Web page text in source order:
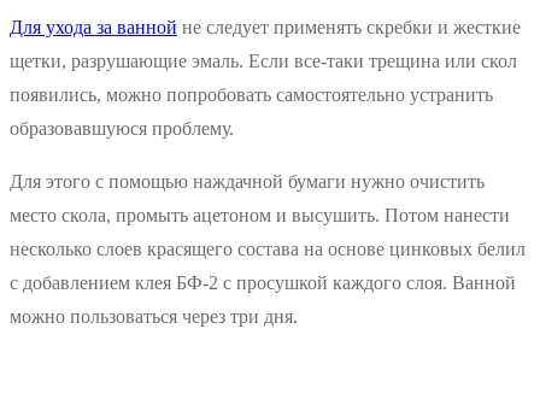
Для ухода за ванной не следует применять скребки и жесткие
щетки, разрушающие эмаль. Если все-таки трещина или скол
появились, можно попробовать самостоятельно устранить
образовавшуюся проблему.
Для этого с помощью наждачной бумаги нужно очистить
место скола, промыть ацетоном и высушить. Потом нанести
несколько слоев красящего состава на основе цинковых белил
с добавлением клея БФ-2 с просушкой каждого слоя. Ванной
можно пользоваться через три дня.